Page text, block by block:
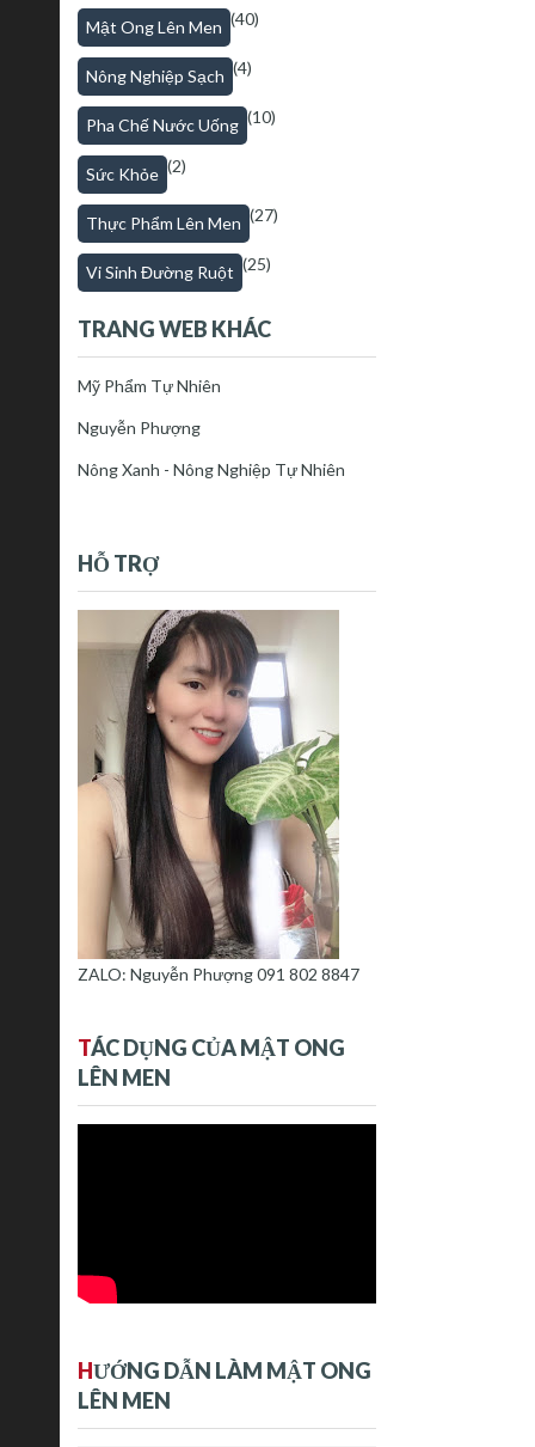
Mật Ong Lên Men (40)
Nông Nghiệp Sạch (4)
Pha Chế Nước Uống (10)
Sức Khỏe (2)
Thực Phẩm Lên Men (27)
Vi Sinh Đường Ruột (25)
TRANG WEB KHÁC
Mỹ Phẩm Tự Nhiên
Nguyễn Phượng
Nông Xanh - Nông Nghiệp Tự Nhiên
HỖ TRỢ
ZALO: Nguyễn Phượng 091 802 8847
TÁC DỤNG CỦA MẬT ONG
LÊN MEN
HƯỚNG DẪN LÀM MẬT ONG
LÊN MEN